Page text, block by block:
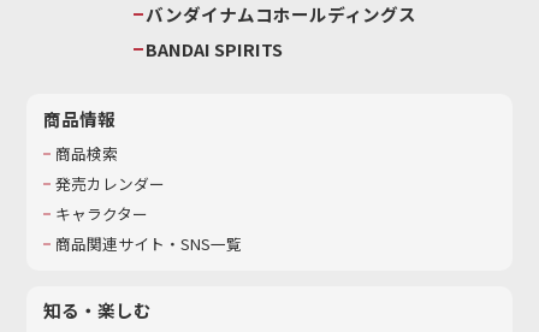
バンダイナムコホールディングス
BANDAI SPIRITS
商品情報
商品検索
発売カレンダー
キャラクター
商品関連サイト・SNS一覧
知る・楽しむ